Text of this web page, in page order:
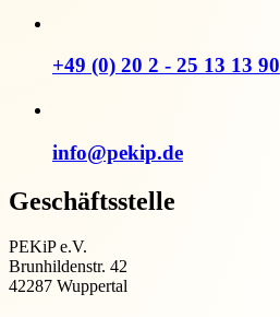
+49 (0) 20 2 - 25 13 13 90
info@pekip.de
Geschäftsstelle
PEKiP e.V.
Brunhildenstr. 42
42287 Wuppertal